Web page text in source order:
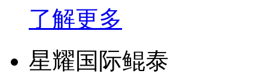
了解更多
星耀国际鲲泰